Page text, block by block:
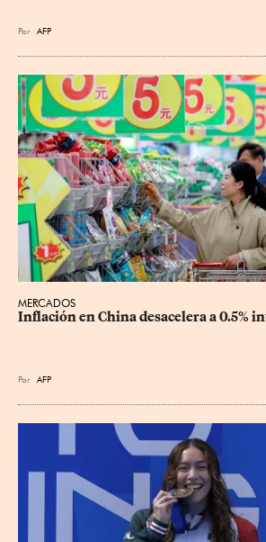
Por AFP
MERCADOS
Inflación en China desacelera a 0.5%
Por AFP